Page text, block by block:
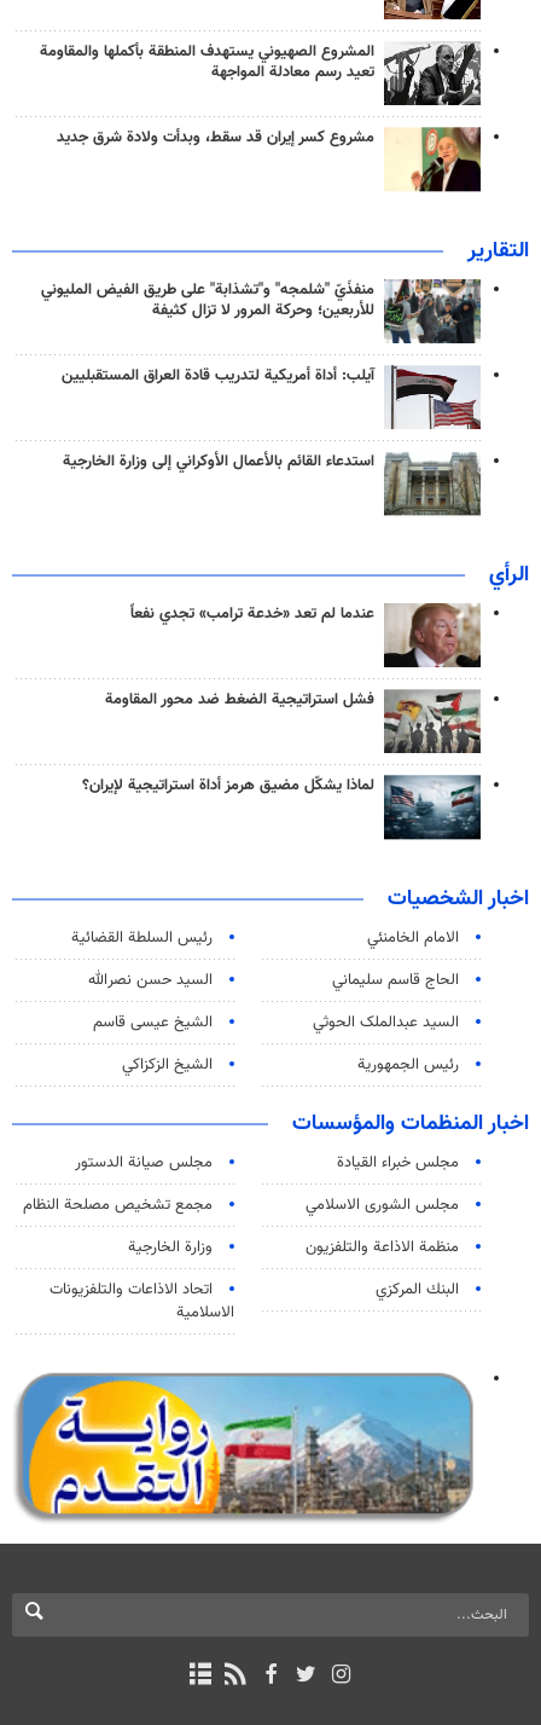
المشروع الصهيوني يستهدف المنطقة بأكملها والمقاومة
تعيد رسم معادلة المواجهة
مشروع كسر إيران قد سقط، وبدأت ولادة شرق جديد
التقارير
منفذَيّ "شلمجه" و"تشذابة" على طريق الفيض المليوني
للأربعين؛ وحركة المرور لا تزال كثيفة
آيلب: أداة أمريكية لتدريب قادة العراق المستقبليين
استدعاء القائم بالأعمال الأوكراني إلى وزارة الخارجية
الرأي
عندما لم تعد «خدعة ترامب» تجدي نفعاً
فشل استراتيجية الضغط ضد محور المقاومة
لماذا يشكّل مضيق هرمز أداة استراتيجية لإيران؟
اخبار الشخصيات
الامام الخامنئي
رئیس السلطة القضائیة
الحاج قاسم سليماني
السيد حسن نصرالله
السید عبدالملک الحوثي
الشيخ عيسى قاسم
رئيس الجمهورية
الشيخ الزكزاكي
اخبار المنظمات والمؤسسات
مجلس خبراء القيادة
مجلس صيانة الدستور
مجلس الشورى الاسلامي
مجمع تشخيص مصلحة النظام
منظمة الاذاعة والتلفزیون
وزارة الخارجية
البنك المركزي
اتحاد الاذاعات والتلفزيونات
الاسلامية